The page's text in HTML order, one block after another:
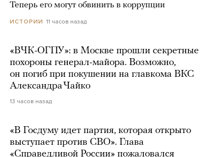
Теперь его могут обвинить в коррупции
ИСТОРИИ 11 часов назад
«ВЧК-ОГПУ»: в Москве прошли секретные
похороны генерал-майора. Возможно,
он погиб при покушении на главкома ВКС
Александра Чайко
13 часов назад
«В Госдуму идет партия, которая открыто
выступает против СВО». Глава
«Справедливой России» пожаловался